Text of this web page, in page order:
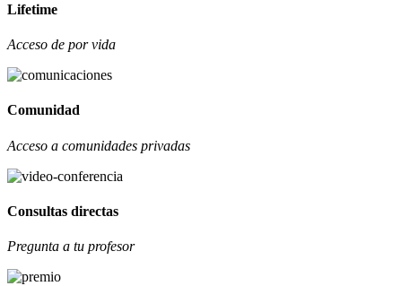
Lifetime
Acceso de por vida
Comunidad
Acceso a comunidades privadas
Consultas directas
Pregunta a tu profesor